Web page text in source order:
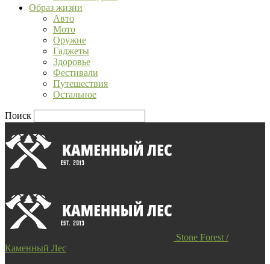
Образ жизни
Авто
Мото
Оружие
Гаджеты
Здоровье
Фестивали
Путешествия
Остальное
Поиск
Stone Forest /
Каменный Лес